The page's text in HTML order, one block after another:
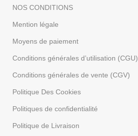
NOS CONDITIONS
Mention légale
Moyens de paiement
Conditions générales d’utilisation (CGU)
Conditions générales de vente (CGV)
Politique Des Cookies
Politiques de confidentialité
Politique de Livraison